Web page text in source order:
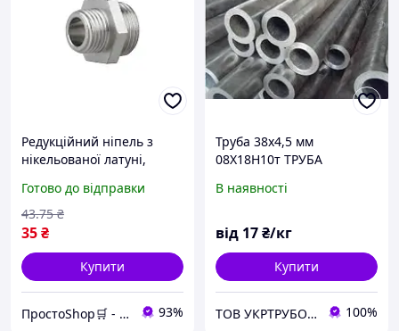
Редукційний ніпель з
нікельованої латуні,
на одну четверту, для
з'єднання труб різного
діаметра
Готово до відправки
35₴
43.75 ₴
Купити
ПростоShop🛒 - онлайн магазин простих товарів💡 93%
Труба 38х4,5 мм
08Х18Н10т ТРУБА
жаростійка/ жаростійка
В наявності
від 17₴/кг
Купити
ТОВ УКРТРУБОПРОКАТ 100%